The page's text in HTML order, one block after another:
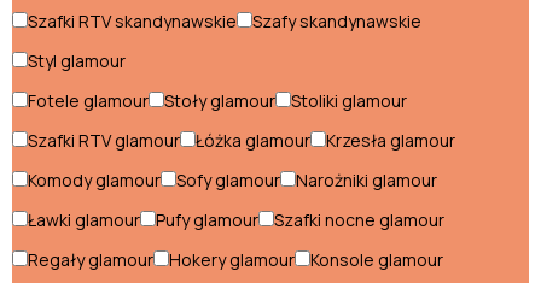
Konsole nowoczesne
Krzesła nowoczesne
Meblościanki nowoczesne
Narożniki nowoczesne
Pufy nowoczesne
Szafki RTV skandynawskie
Szafy skandynawskie
Styl glamour
Fotele glamour
Stoły glamour
Stoliki glamour
Szafki RTV glamour
Łóżka glamour
Krzesła glamour
Komody glamour
Sofy glamour
Narożniki glamour
Ławki glamour
Pufy glamour
Szafki nocne glamour
Regały glamour
Hokery glamour
Konsole glamour